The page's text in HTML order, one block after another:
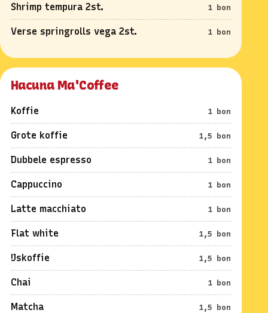
Shrimp tempura 2st. 1 bon
Verse springrolls vega 2st. 1 bon
Hacuna Ma'Coffee
Koffie 1 bon
Grote koffie 1,5 bon
Dubbele espresso 1 bon
Cappuccino 1 bon
Latte macchiato 1 bon
Flat white 1,5 bon
IJskoffie 1,5 bon
Chai 1 bon
Matcha 1,5 bon